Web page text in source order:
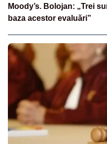
Moody’s. Bolojan: „Trei
baza acestor evaluări”